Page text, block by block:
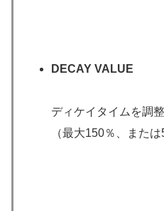
DECAY VALUE
ディケイタイムを調
（最大150％、または